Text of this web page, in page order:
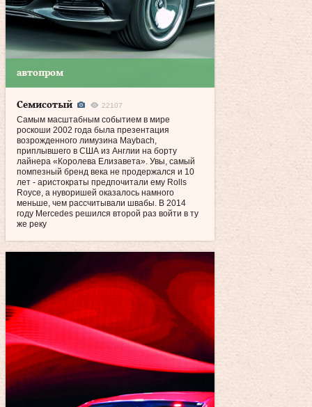
автопром
Семисотый 22107
Самым масштабным событием в мире
роскоши 2002 года была презентация
возрожденного лимузина Maybach,
приплывшего в США из Англии на борту
лайнера «Королева Елизавета». Увы, самый
помпезный бренд века не продержался и 10
лет - аристократы предпочитали ему Rolls
Royce, а нуворишей оказалось намного
меньше, чем рассчитывали швабы. В 2014
году Mercedes решился второй раз войти в ту
же реку